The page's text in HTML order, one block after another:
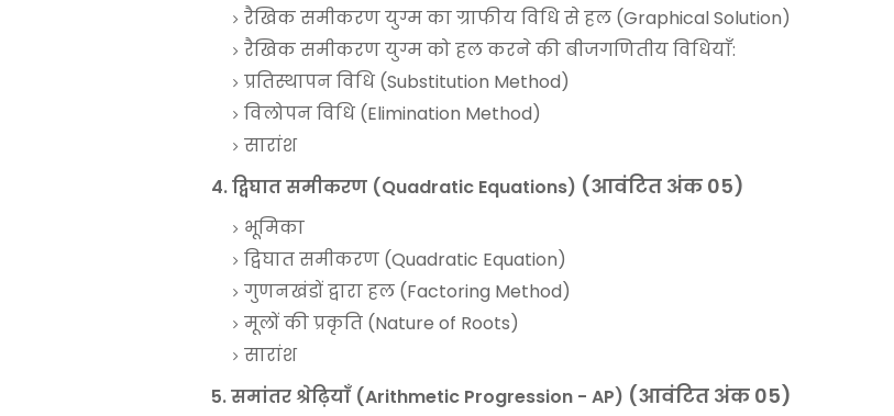
रैखिक समीकरण युग्म का ग्राफीय विधि से हल (Graphical Solution)
रैखिक समीकरण युग्म को हल करने की बीजगणितीय विधियाँ:
प्रतिस्थापन विधि (Substitution Method)
विलोपन विधि (Elimination Method)
सारांश
4. द्विघात समीकरण (Quadratic Equations) (आवंटित अंक 05)
भूमिका
द्विघात समीकरण (Quadratic Equation)
गुणनखंडों द्वारा हल (Factoring Method)
मूलों की प्रकृति (Nature of Roots)
सारांश
5. समांतर श्रेढ़ियाँ (Arithmetic Progression - AP) (आवंटित अंक 05)